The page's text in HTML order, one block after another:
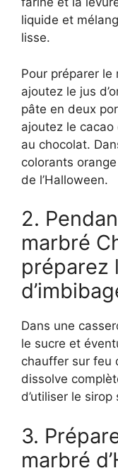
liquide et
lisse.
Pour préparer le
ajoutez le jus
pâte en deux
ajoutez le
au chocolat.
colorants
de l’Halloween.
2.
marbré
préparez
Dans une
le sucre et
chauffer sur feu
dissolve
d’utiliser le
3.
marbré